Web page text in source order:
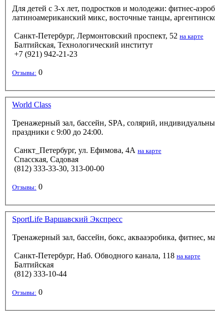
Для детей с 3-х лет, подростков и молодежи: фитнес-
латиноамериканский микс, восточные танцы,
Санкт-Петербург, Лермонтовский проспект, 52 на карте
Балтийская, Технологический институт
+7 (921) 942-21-23
Отзывы: 0
World Class
Тренажерный зал, бассейн, SPA, солярий,
праздники с 9:00 до 24:00.
Санкт_Петербург, ул. Ефимова, 4А на карте
Спасская, Садовая
(812) 333-33-30, 313-00-00
Отзывы: 0
SportLife Варшавский Экспресс
Тренажерный зал, бассейн, бокс, аквааэробика,
Санкт-Петербург, Наб. Обводного канала, 118 на карте
Балтийская
(812) 333-10-44
Отзывы: 0